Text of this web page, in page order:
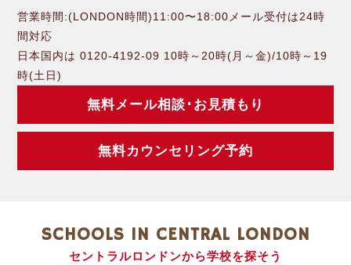
営業時間:(LONDON時間)11:00〜18:00メール受付は24時
間対応
日本国内は 0120-4192-09 10時～20時(月～金)/10時～19
時(土日)
無料メール相談･お見積もり
無料カウンセリング予約
SCHOOLS IN CENTRAL LONDON
セントラルロンドンから学校を探そう